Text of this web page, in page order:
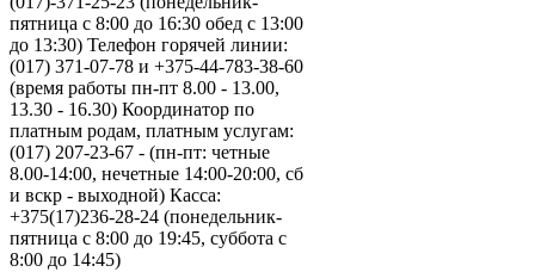
пятница с 8:00 до 16:30 обед с 13:00
до 13:30) Телефон горячей линии:
(017) 371-07-78 и +375-44-783-38-60
(время работы пн-пт 8.00 - 13.00,
13.30 - 16.30) Координатор по
платным родам, платным услугам:
(017) 207-23-67 - (пн-пт: четные
8.00-14:00, нечетные 14:00-20:00, сб
и вскр - выходной) Касса:
+375(17)236-28-24 (понедельник-
пятница с 8:00 до 19:45, суббота с
8:00 до 14:45)